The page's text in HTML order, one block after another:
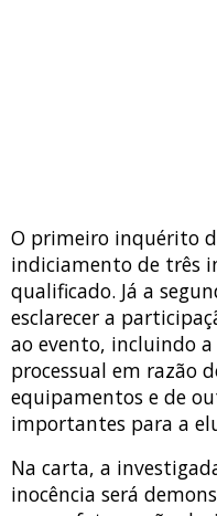
O primeiro inquérito
indiciamento de três
qualificado. Já a
esclarecer a
ao evento, incluindo
processual em razão
equipamentos e de
importantes para a
Na carta, a
inocência será